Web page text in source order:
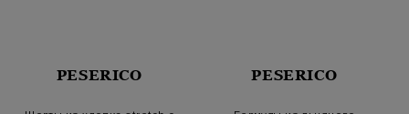
PESERICO PESERICO